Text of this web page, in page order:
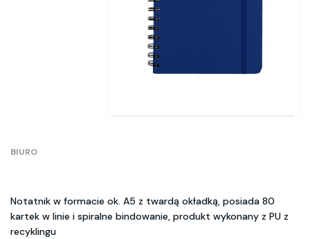
BIURO
Notatnik w formacie ok. A5 z twardą okładką, posiada 80
kartek w linie i spiralne bindowanie, produkt wykonany z PU z
recyklingu